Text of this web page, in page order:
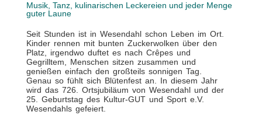
Musik, Tanz, kulinarischen Leckereien und jeder Menge
guter Laune
Seit Stunden ist in Wesendahl schon Leben im Ort.
Kinder rennen mit bunten Zuckerwolken über den
Platz, irgendwo duftet es nach Crêpes und
Gegrilltem, Menschen sitzen zusammen und
genießen einfach den großteils sonnigen Tag.
Genau so fühlt sich Blütenfest an. In diesem Jahr
wird das 726. Ortsjubiläum von Wesendahl und der
25. Geburtstag des Kultur-GUT und Sport e.V.
Wesendahls gefeiert.